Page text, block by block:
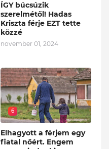
ÍGY búcsúzik
szerelmétől! Hadas
Kriszta férje EZT tette
közzé
november 01, 2024
6
Elhagyott a férjem egy
fiatal nőért. Engem